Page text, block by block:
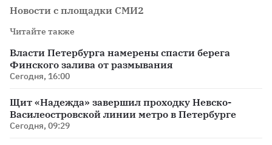
Новости с площадки СМИ2
Читайте также
Власти Петербурга намерены спасти берега
Финского залива от размывания
Сегодня, 16:00
Щит «Надежда» завершил проходку Невско-
Василеостровской линии метро в Петербурге
Сегодня, 09:29